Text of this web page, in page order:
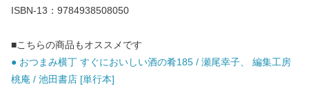
ISBN-13：9784938508050
■こちらの商品もオススメです
● おつまみ横丁 すぐにおいしい酒の肴185 / 瀬尾幸子、 編集工房
桃庵 / 池田書店 [単行本]